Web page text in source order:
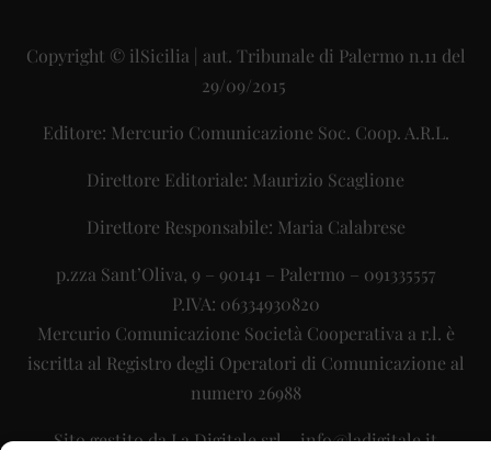
Copyright © ilSicilia | aut. Tribunale di Palermo n.11 del
29/09/2015
Editore: Mercurio Comunicazione Soc. Coop. A.R.L.
Direttore Editoriale: Maurizio Scaglione
Direttore Responsabile: Maria Calabrese
p.zza Sant’Oliva, 9 – 90141 – Palermo – 091335557
P.IVA: 06334930820
Mercurio Comunicazione Società Cooperativa a r.l. è
iscritta al Registro degli Operatori di Comunicazione al
numero 26988
Sito gestito daLa Digitale srl–info@ladigitale.it